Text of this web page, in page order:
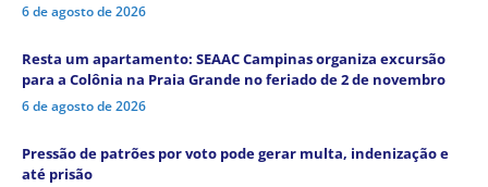
6 de agosto de 2026
Resta um apartamento: SEAAC Campinas organiza excursão
para a Colônia na Praia Grande no feriado de 2 de novembro
6 de agosto de 2026
Pressão de patrões por voto pode gerar multa, indenização e
até prisão